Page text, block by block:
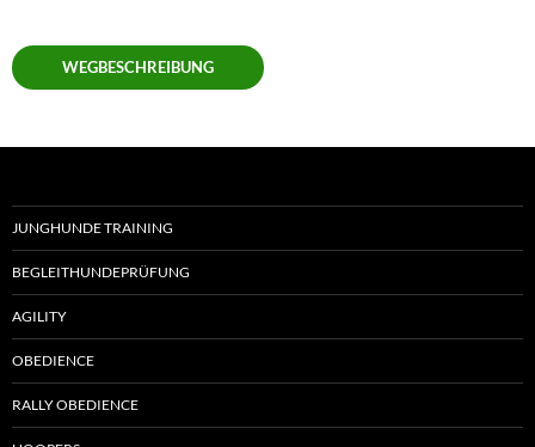
WEGBESCHREIBUNG
JUNGHUNDE TRAINING
BEGLEITHUNDEPRÜFUNG
AGILITY
OBEDIENCE
RALLY OBEDIENCE